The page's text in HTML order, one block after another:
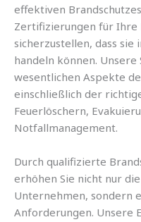
effektiven
Zertifizierungen für
sicherzustellen, dass
handeln können. Unsere
wesentlichen Aspekte
einschließlich der
Feuerlöschern,
Notfallmanagement.
Durch qualifizierte
erhöhen Sie nicht nur
Unternehmen, sondern
Anforderungen. Unsere